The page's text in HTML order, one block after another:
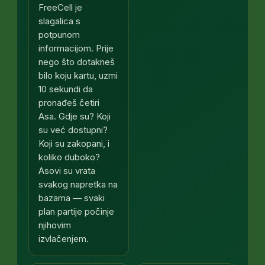
FreeCell je
slagalica s
potpunom
informacijom. Prije
nego što dotakneš
bilo koju kartu, uzmi
10 sekundi da
pronađeš četiri
Asa. Gdje su? Koji
su već dostupni?
Koji su zakopani, i
koliko duboko?
Asovi su vrata
svakog napretka na
bazama — svaki
plan partije počinje
njihovim
izvlačenjem.